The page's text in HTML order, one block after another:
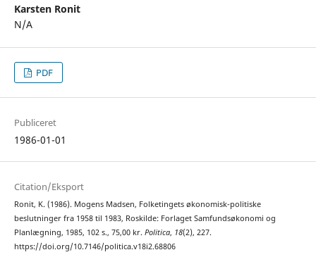
Karsten Ronit
N/A
PDF
Publiceret
1986-01-01
Citation/Eksport
Ronit, K. (1986). Mogens Madsen, Folketingets økonomisk-politiske
beslutninger fra 1958 til 1983, Roskilde: Forlaget Samfundsøkonomi og
Planlægning, 1985, 102 s., 75,00 kr. Politica, 18(2), 227.
https://doi.org/10.7146/politica.v18i2.68806